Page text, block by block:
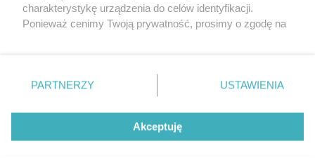
Aktualności
Tcz24
Historia miasta
Muzyka i kultura
Archiwum wydarzeń
Zdjęcia miasta
charakterystykę urządzenia do celów identyfikacji.
Ponieważ cenimy Twoją prywatność, prosimy o zgodę na
znajdujący się w lewym dolnym rogu strony
. Niektóre
przetwarzaniu. Preferencje będą miały zastosowania tylko
PARTNERZY USTAWIENIA
Akceptuję